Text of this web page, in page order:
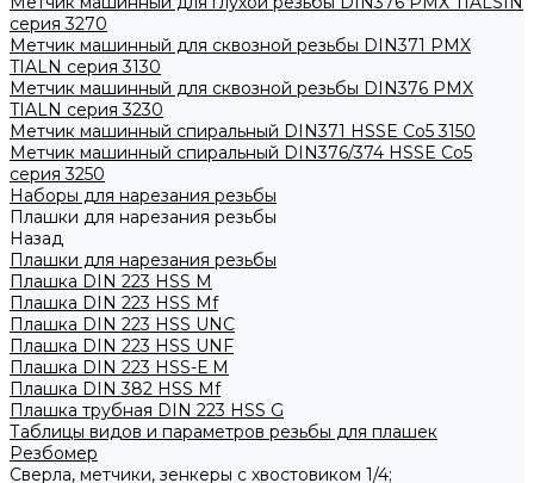
серия 3270
Метчик машинный для сквозной резьбы DIN371 PMX
TIALN серия 3130
Метчик машинный для сквозной резьбы DIN376 PMX
TIALN серия 3230
Метчик машинный спиральный DIN371 HSSE Co5 3150
Метчик машинный спиральный DIN376/374 HSSE Co5
серия 3250
Наборы для нарезания резьбы
Плашки для нарезания резьбы
Назад
Плашки для нарезания резьбы
Плашка DIN 223 HSS M
Плашка DIN 223 HSS Mf
Плашка DIN 223 HSS UNC
Плашка DIN 223 HSS UNF
Плашка DIN 223 HSS-Е M
Плашка DIN 382 HSS Mf
Плашка трубная DIN 223 HSS G
Таблицы видов и параметров резьбы для плашек
Резбомер
Сверла, метчики, зенкеры с хвостовиком 1/4;